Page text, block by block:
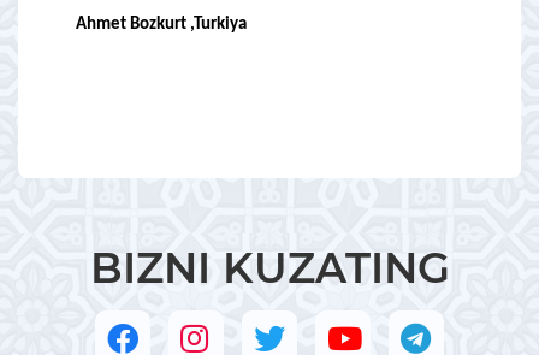
Ahmet Bozkurt ,Turkiya
BIZNI KUZATING